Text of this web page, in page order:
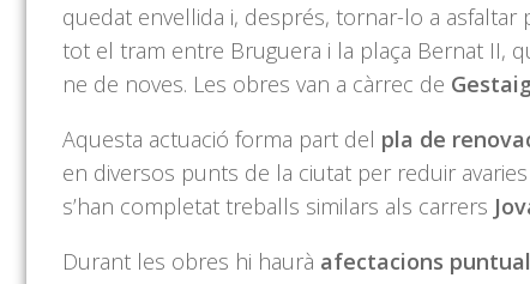
quedat envellida i, després, tornar-lo a
tot el tram entre Bruguera i la plaça Bernat II,
ne de noves. Les obres van a càrrec de
Aquesta actuació forma part del pla de
en diversos punts de la ciutat per reduir
s’han completat treballs similars als carrers
Durant les obres hi haurà afectacions